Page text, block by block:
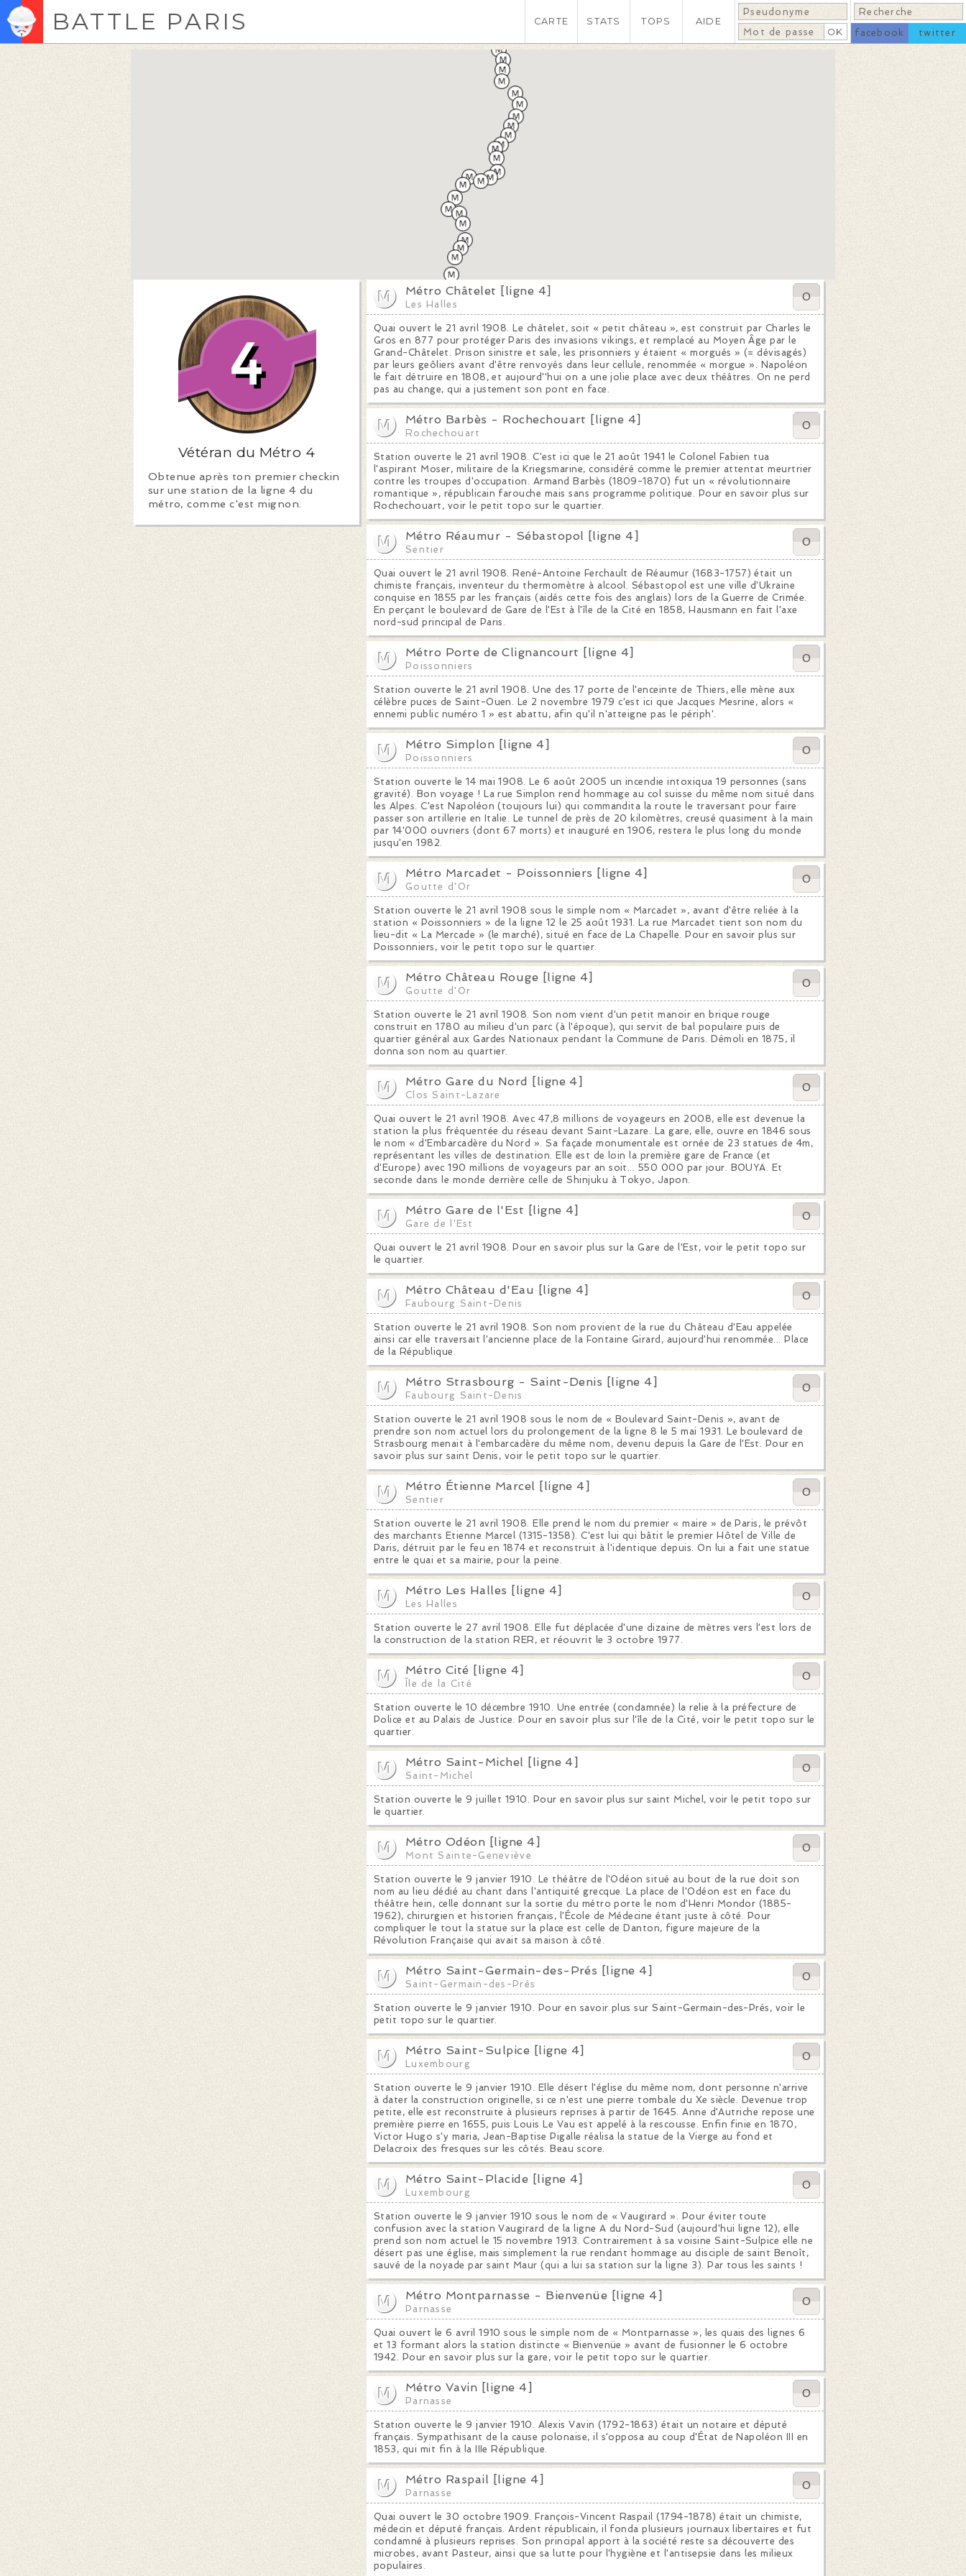
BATTLE PARIS CARTE STATS TOPS
AIDE
facebook
twitter
Vétéran du Métro 4
Obtenue après ton premier checkin
sur une station de la ligne 4 du
métro, comme c'est mignon.
Métro Châtelet [ligne 4]
Les Halles
0
Quai ouvert le 21 avril 1908. Le châtelet, soit « petit château », est construit par Charles le
Gros en 877 pour protéger Paris des invasions vikings, et remplacé au Moyen Âge par le
Grand-Châtelet. Prison sinistre et sale, les prisonniers y étaient « morgués » (= dévisagés)
par leurs geôliers avant d'être renvoyés dans leur cellule, renommée « morgue ». Napoléon
le fait détruire en 1808, et aujourd''hui on a une jolie place avec deux théâtres. On ne perd
pas au change, qui a justement son pont en face.
Métro Barbès - Rochechouart [ligne 4]
Rochechouart
0
Station ouverte le 21 avril 1908. C'est ici que le 21 août 1941 le Colonel Fabien tua
l'aspirant Moser, militaire de la Kriegsmarine, considéré comme le premier attentat meurtrier
contre les troupes d'occupation. Armand Barbès (1809-1870) fut un « révolutionnaire
romantique », républicain farouche mais sans programme politique. Pour en savoir plus sur
Rochechouart, voir le petit topo sur le quartier.
Métro Réaumur - Sébastopol [ligne 4]
Sentier
0
Quai ouvert le 21 avril 1908. René-Antoine Ferchault de Réaumur (1683-1757) était un
chimiste français, inventeur du thermomètre à alcool. Sébastopol est une ville d'Ukraine
conquise en 1855 par les français (aidés cette fois des anglais) lors de la Guerre de Crimée.
En perçant le boulevard de Gare de l'Est à l'île de la Cité en 1858, Hausmann en fait l'axe
nord-sud principal de Paris.
Métro Porte de Clignancourt [ligne 4]
Poissonniers
0
Station ouverte le 21 avril 1908. Une des 17 porte de l'enceinte de Thiers, elle mène aux
célèbre puces de Saint-Ouen. Le 2 novembre 1979 c'est ici que Jacques Mesrine, alors «
ennemi public numéro 1 » est abattu, afin qu'il n'atteigne pas le périph'.
Métro Simplon [ligne 4]
Poissonniers
0
Station ouverte le 14 mai 1908. Le 6 août 2005 un incendie intoxiqua 19 personnes (sans
gravité). Bon voyage ! La rue Simplon rend hommage au col suisse du même nom situé dans
les Alpes. C'est Napoléon (toujours lui) qui commandita la route le traversant pour faire
passer son artillerie en Italie. Le tunnel de près de 20 kilomètres, creusé quasiment à la main
par 14'000 ouvriers (dont 67 morts) et inauguré en 1906, restera le plus long du monde
jusqu'en 1982.
Métro Marcadet - Poissonniers [ligne 4]
Goutte d'Or
0
Station ouverte le 21 avril 1908 sous le simple nom « Marcadet », avant d'être reliée à la
station « Poissonniers » de la ligne 12 le 25 août 1931. La rue Marcadet tient son nom du
lieu-dit « La Mercade » (le marché), situé en face de La Chapelle. Pour en savoir plus sur
Poissonniers, voir le petit topo sur le quartier.
Métro Château Rouge [ligne 4]
Goutte d'Or
0
Station ouverte le 21 avril 1908. Son nom vient d'un petit manoir en brique rouge
construit en 1780 au milieu d'un parc (à l'époque), qui servit de bal populaire puis de
quartier général aux Gardes Nationaux pendant la Commune de Paris. Démoli en 1875, il
donna son nom au quartier.
Métro Gare du Nord [ligne 4]
Clos Saint-Lazare
0
Quai ouvert le 21 avril 1908. Avec 47,8 millions de voyageurs en 2008, elle est devenue la
station la plus fréquentée du réseau devant Saint-Lazare. La gare, elle, ouvre en 1846 sous
le nom « d'Embarcadère du Nord ». Sa façade monumentale est ornée de 23 statues de 4m,
représentant les villes de destination. Elle est de loin la première gare de France (et
d'Europe) avec 190 millions de voyageurs par an soit... 550 000 par jour. BOUYA. Et
seconde dans le monde derrière celle de Shinjuku à Tokyo, Japon.
Métro Gare de l'Est [ligne 4]
Gare de l'Est
0
Quai ouvert le 21 avril 1908. Pour en savoir plus sur la Gare de l'Est, voir le petit topo sur
le quartier.
Métro Château d'Eau [ligne 4]
Faubourg Saint-Denis
0
Station ouverte le 21 avril 1908. Son nom provient de la rue du Château d'Eau appelée
ainsi car elle traversait l'ancienne place de la Fontaine Girard, aujourd'hui renommée... Place
de la République.
Métro Strasbourg - Saint-Denis [ligne 4]
Faubourg Saint-Denis
0
Station ouverte le 21 avril 1908 sous le nom de « Boulevard Saint-Denis », avant de
prendre son nom actuel lors du prolongement de la ligne 8 le 5 mai 1931. Le boulevard de
Strasbourg menait à l'embarcadère du même nom, devenu depuis la Gare de l'Est. Pour en
savoir plus sur saint Denis, voir le petit topo sur le quartier.
Métro Étienne Marcel [ligne 4]
Sentier
0
Station ouverte le 21 avril 1908. Elle prend le nom du premier « maire » de Paris, le prévôt
des marchants Etienne Marcel (1315-1358). C'est lui qui bâtit le premier Hôtel de Ville de
Paris, détruit par le feu en 1874 et reconstruit à l'identique depuis. On lui a fait une statue
entre le quai et sa mairie, pour la peine.
Métro Les Halles [ligne 4]
Les Halles
0
Station ouverte le 27 avril 1908. Elle fut déplacée d'une dizaine de mètres vers l'est lors de
la construction de la station RER, et réouvrit le 3 octobre 1977.
Métro Cité [ligne 4]
Île de la Cité
0
Station ouverte le 10 décembre 1910. Une entrée (condamnée) la relie à la préfecture de
Police et au Palais de Justice. Pour en savoir plus sur l'île de la Cité, voir le petit topo sur le
quartier.
Métro Saint-Michel [ligne 4]
Saint-Michel
0
Station ouverte le 9 juillet 1910. Pour en savoir plus sur saint Michel, voir le petit topo sur
le quartier.
Métro Odéon [ligne 4]
Mont Sainte-Geneviève
0
Station ouverte le 9 janvier 1910. Le théâtre de l'Odéon situé au bout de la rue doit son
nom au lieu dédié au chant dans l'antiquité grecque. La place de l'Odéon est en face du
théâtre hein, celle donnant sur la sortie du métro porte le nom d'Henri Mondor (1885-
1962), chirurgien et historien français, l'École de Médecine étant juste à côté. Pour
compliquer le tout la statue sur la place est celle de Danton, figure majeure de la
Révolution Française qui avait sa maison à côté.
Métro Saint-Germain-des-Prés [ligne 4]
Saint-Germain-des-Prés
0
Station ouverte le 9 janvier 1910. Pour en savoir plus sur Saint-Germain-des-Prés, voir le
petit topo sur le quartier.
Métro Saint-Sulpice [ligne 4]
Luxembourg
0
Station ouverte le 9 janvier 1910. Elle désert l'église du même nom, dont personne n'arrive
à dater la construction originelle, si ce n'est une pierre tombale du Xe siècle. Devenue trop
petite, elle est reconstruite à plusieurs reprises à partir de 1645. Anne d'Autriche repose une
première pierre en 1655, puis Louis Le Vau est appelé à la rescousse. Enfin finie en 1870,
Victor Hugo s'y maria, Jean-Baptise Pigalle réalisa la statue de la Vierge au fond et
Delacroix des fresques sur les côtés. Beau score.
Métro Saint-Placide [ligne 4]
Luxembourg
0
Station ouverte le 9 janvier 1910 sous le nom de « Vaugirard ». Pour éviter toute
confusion avec la station Vaugirard de la ligne A du Nord-Sud (aujourd'hui ligne 12), elle
prend son nom actuel le 15 novembre 1913. Contrairement à sa voisine Saint-Sulpice elle ne
désert pas une église, mais simplement la rue rendant hommage au disciple de saint Benoît,
sauvé de la noyade par saint Maur (qui a lui sa station sur la ligne 3). Par tous les saints !
Métro Montparnasse - Bienvenüe [ligne 4]
Parnasse
0
Quai ouvert le 6 avril 1910 sous le simple nom de « Montparnasse », les quais des lignes 6
et 13 formant alors la station distincte « Bienvenüe » avant de fusionner le 6 octobre
1942. Pour en savoir plus sur la gare, voir le petit topo sur le quartier.
Métro Vavin [ligne 4]
Parnasse
0
Station ouverte le 9 janvier 1910. Alexis Vavin (1792-1863) était un notaire et député
français. Sympathisant de la cause polonaise, il s'opposa au coup d'État de Napoléon III en
1853, qui mit fin à la IIIe République.
Métro Raspail [ligne 4]
Parnasse
0
Quai ouvert le 30 octobre 1909. François-Vincent Raspail (1794-1878) était un chimiste,
médecin et député français. Ardent républicain, il fonda plusieurs journaux libertaires et fut
condamné à plusieurs reprises. Son principal apport à la société reste sa découverte des
microbes, avant Pasteur, ainsi que sa lutte pour l'hygiène et l'antisepsie dans les milieux
populaires.